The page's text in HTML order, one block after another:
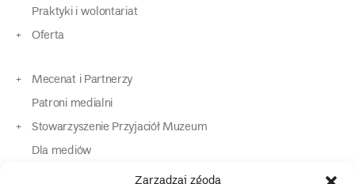
Praktyki i wolontariat
Oferta
Mecenat i Partnerzy
Patroni medialni
Stowarzyszenie Przyjaciół Muzeum
Dla mediów
Dla osób o specjalnych potrzebach